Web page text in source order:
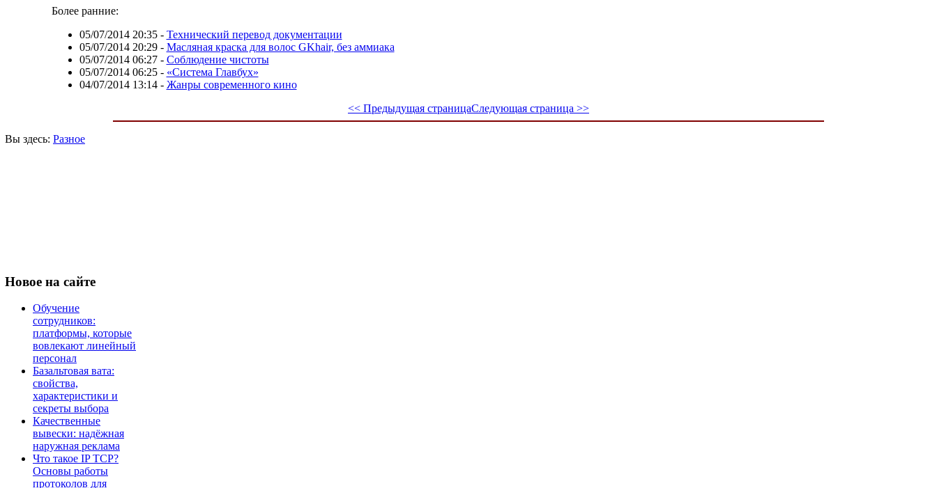
Более ранние:
05/07/2014 20:35- Технический перевод документации
05/07/2014 20:29- Масляная краска для волос GKhair, без аммиака
05/07/2014 06:27- Соблюдение чистоты
05/07/2014 06:25- «Система Главбух»
04/07/2014 13:14- Жанры современного кино
<< Предыдущая страницаСледующая страница >>
Вы здесь: Разное
Новое на сайте
Обучение
сотрудников:
платформы, которые
вовлекают линейный
персонал
Базальтовая вата:
свойства,
характеристики и
секреты выбора
Качественные
вывески: надёжная
наружная реклама
Что такое IP TCP?
Основы работы
протоколов для